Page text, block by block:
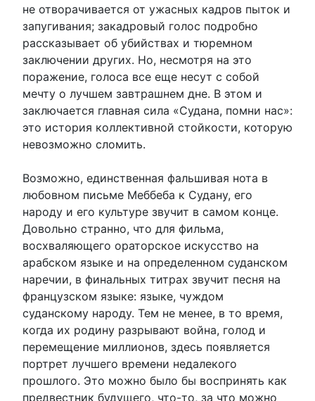
не отворачивается от ужасных кадров пыток и
запугивания; закадровый голос подробно
рассказывает об убийствах и тюремном
заключении других. Но, несмотря на это
поражение, голоса все еще несут с собой
мечту о лучшем завтрашнем дне. В этом и
заключается главная сила «Судана, помни нас»:
это история коллективной стойкости, которую
невозможно сломить.
Возможно, единственная фальшивая нота в
любовном письме Меббеба к Судану, его
народу и его культуре звучит в самом конце.
Довольно странно, что для фильма,
восхваляющего ораторское искусство на
арабском языке и на определенном суданском
наречии, в финальных титрах звучит песня на
французском языке: языке, чуждом
суданскому народу. Тем не менее, в то время,
когда их родину разрывают война, голод и
перемещение миллионов, здесь появляется
портрет лучшего времени недалекого
прошлого. Это можно было бы воспринять как
предвестник будущего, что-то, за что можно